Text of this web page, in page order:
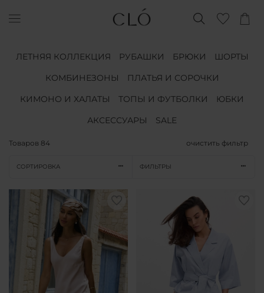
ЛЕТНЯЯ КОЛЛЕКЦИЯ РУБАШКИ БРЮКИ
ШОРТЫ
КОМБИНЕЗОНЫ
ПЛАТЬЯ И СОРОЧКИ
КИМОНО И ХАЛАТЫ
ТОПЫ И ФУТБОЛКИ
ЮБКИ
АКСЕССУАРЫ
SALE
Товаров 84 очистить фильтр
СОРТИРОВКА ФИЛЬТРЫ